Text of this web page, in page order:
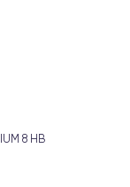
8 HB